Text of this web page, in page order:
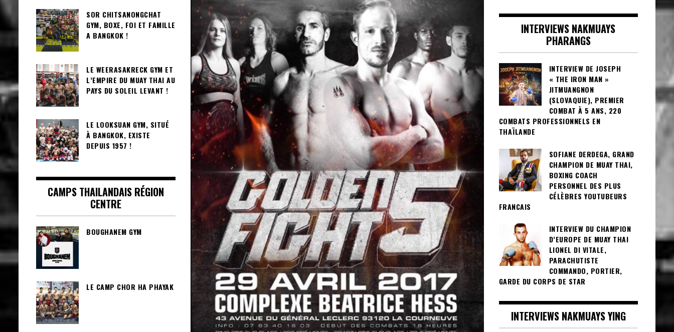
SOR CHITSANONGCHAT
GYM, BOXE, FOI ET FAMILLE
A BANGKOK !
LE WEERASAKRECK GYM ET
L’EMPIRE DU MUAY THAI AU
PAYS DU SOLEIL LEVANT !
LE LOOKSUAN GYM, SITUÉ
À BANGKOK, EXISTE
DEPUIS 1957 !
CAMPS THAILANDAIS RÉGION
CENTRE
BOUGHANEM GYM
LE CAMP CHOR HA PHAYAK
INTERVIEWS NAKMUAYS
PHARANGS
INTERVIEW DE JOSEPH
« THE IRON MAN »
JITMUANGNON
(SLOVAQUIE), PREMIER
COMBAT À 5 ANS, 220
COMBATS PROFESSIONNELS EN
THAÏLANDE
SOFIANE DERDEGA, GRAND
CHAMPION DE MUAY THAI,
BOXING COACH
PERSONNEL DES PLUS
CÉLÈBRES YOUTUBEURS
FRANCAIS
INTERVIEW DU CHAMPION
D’EUROPE DE MUAY THAI
LIONEL DI VITALE,
PARACHUTISTE
COMMANDO, PORTIER,
GARDE DU CORPS DE STAR
INTERVIEWS NAKMUAYS YING